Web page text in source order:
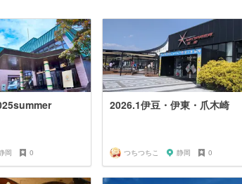
岡 0
2026.1伊豆・伊東・爪木崎
つちつちこ 静岡 0